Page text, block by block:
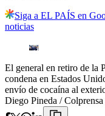
Siga a EL PAÍS en
noticias
El general en retiro de la
condena en Estados
envío de cocaína al
Diego Pineda / Colprensa